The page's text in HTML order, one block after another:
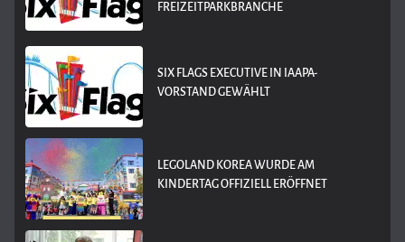
REIZEITPARKBRANCHE
SIX FLAGS EXECUTIVE IN IAAPA-
VORSTAND GEWÄHLT
LEGOLAND KOREA WURDE AM
KINDERTAG OFFIZIELL ERÖFFNET